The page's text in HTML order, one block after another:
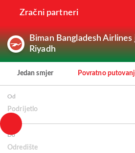
Zračni partneri
Biman Bangladesh
Riyadh
Jedan smjer Povratno
Od
Podrijetlo
Do
Odredište